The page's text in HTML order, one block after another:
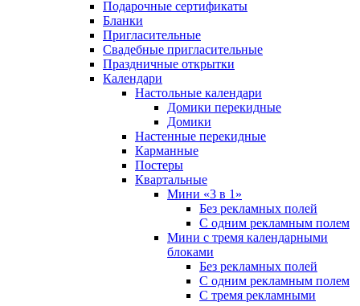
Подарочные сертификаты
Бланки
Пригласительные
Свадебные пригласительные
Праздничные открытки
Календари
Настольные календари
Домики перекидные
Домики
Настенные перекидные
Карманные
Постеры
Квартальные
Мини «3 в 1»
Без рекламных полей
С одним рекламным полем
Мини с тремя календарными
блоками
Без рекламных полей
С одним рекламным полем
С тремя рекламными